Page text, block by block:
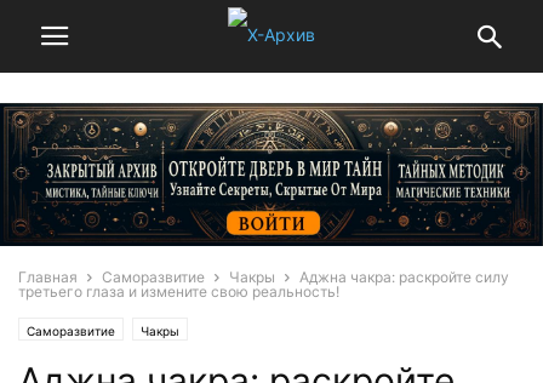
Главная Саморазвитие Чакры
Аджна чакра: раскройте силу
третьего глаза и измените свою реальность!
Саморазвитие Чакры